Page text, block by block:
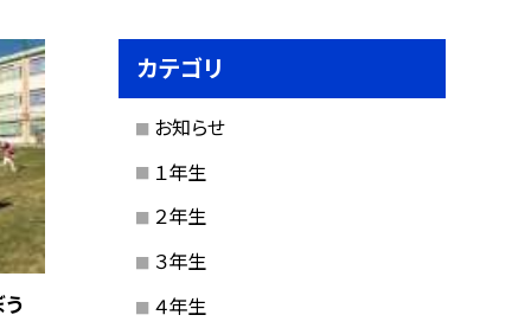
カテゴリ
お知らせ
１年生
２年生
３年生
４年生